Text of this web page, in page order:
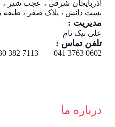
آذربایجان شرقی ، عجب شیر ،
بست دانش ، پلاک صفر ، طبقه
مدیریت :
علی نیک نام
تلفن تماس :
0602 3763 041 | 7113 382 0930
درباره ما